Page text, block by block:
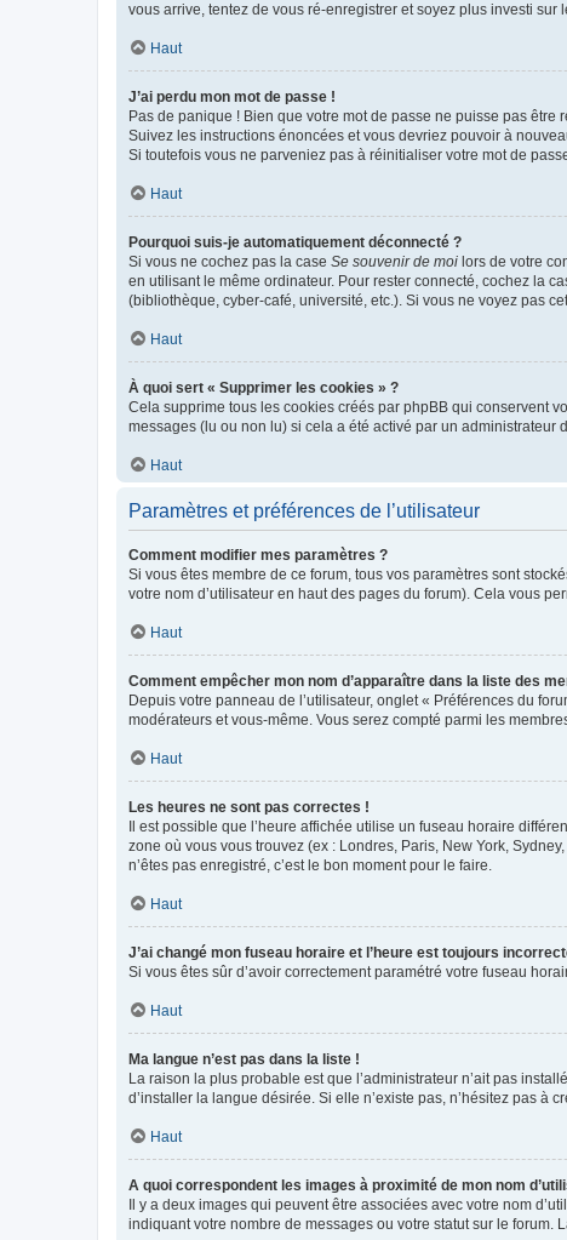
vous arrive, tentez de vous ré-enregistrer et soyez plus investi sur
Haut
J’ai perdu mon mot de passe !
Pas de panique ! Bien que votre mot de passe ne puisse pas
Suivez les instructions énoncées et vous devriez pouvoir à
Si toutefois vous ne parveniez pas à réinitialiser votre mot de
Haut
Pourquoi suis-je automatiquement déconnecté ?
Si vous ne cochez pas la case Se souvenir de moi lors de votre
en utilisant le même ordinateur. Pour rester connecté, cochez la
(bibliothèque, cyber-café, université, etc.). Si vous ne voyez pas
Haut
À quoi sert « Supprimer les cookies » ?
Cela supprime tous les cookies créés par phpBB qui conservent
messages (lu ou non lu) si cela a été activé par un
Haut
Paramètres et préférences de l’utilisateur
Comment modifier mes paramètres ?
Si vous êtes membre de ce forum, tous vos paramètres sont
votre nom d’utilisateur en haut des pages du forum). Cela vous
Haut
Comment empêcher mon nom d’apparaître dans la liste des
Depuis votre panneau de l’utilisateur, onglet « Préférences du
modérateurs et vous-même. Vous serez compté parmi les
Haut
Les heures ne sont pas correctes !
Il est possible que l’heure affichée utilise un fuseau horaire
zone où vous vous trouvez (ex : Londres, Paris, New York,
n’êtes pas enregistré, c’est le bon moment pour le faire.
Haut
J’ai changé mon fuseau horaire et l’heure est toujours
Si vous êtes sûr d’avoir correctement paramétré votre fuseau
Haut
Ma langue n’est pas dans la liste !
La raison la plus probable est que l’administrateur n’ait pas
d’installer la langue désirée. Si elle n’existe pas, n’hésitez pas à
Haut
A quoi correspondent les images à proximité de mon nom
Il y a deux images qui peuvent être associées avec votre nom
indiquant votre nombre de messages ou votre statut sur le forum.